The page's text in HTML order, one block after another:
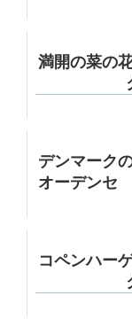
満開の菜の
デンマーク
オーデンセ
コペンハー